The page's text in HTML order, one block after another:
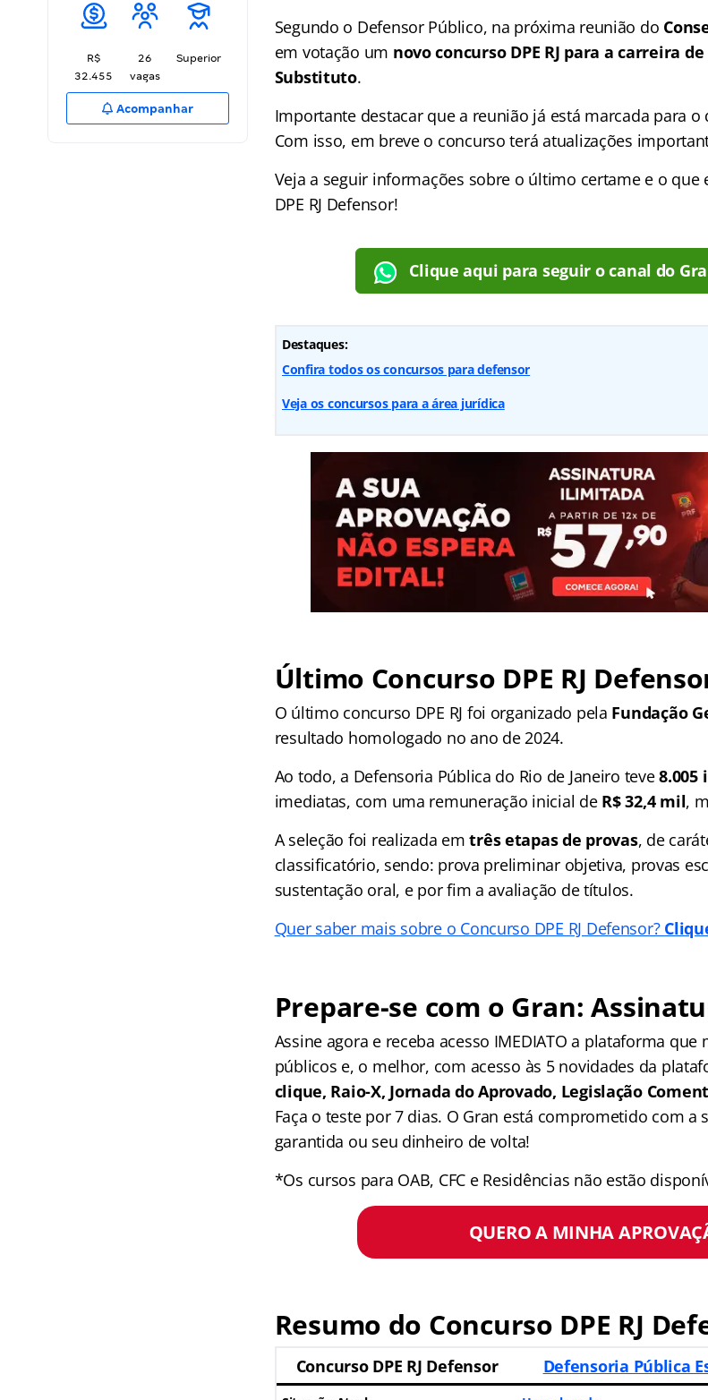
R$
32.455
26
vagas
Superior
Acompanhar
Segundo o Defensor Público, na próxima reunião do
em votação um novo concurso DPE RJ para a carreira
Substituto.
Importante destacar que a reunião já está marcada para
Com isso, em breve o concurso terá atualizações
Veja a seguir informações sobre o último certame e o
DPE RJ Defensor!
Clique aqui para seguir o canal do
Destaques:
Confira todos os concursos para defensor
Veja os concursos para a área jurídica
Último Concurso DPE RJ
O último concurso DPE RJ foi organizado pela Fundação
resultado homologado no ano de 2024.
Ao todo, a Defensoria Pública do Rio de Janeiro teve8.005
imediatas, com uma remuneração inicial de R$ 32,4 mil,
A seleção foi realizada emtrês etapas de provas, de
classificatório, sendo: prova preliminar objetiva, provas
sustentação oral, e por fim a avaliação de títulos.
Quer saber mais sobre o Concurso DPE RJ Defensor?
Prepare-se com o Gran:
Assine agora e receba acesso IMEDIATO a plataforma
públicos e, o melhor, com acesso às 5 novidades da
clique, Raio-X, Jornada do Aprovado, Legislação
Faça o teste por 7 dias. O Gran está comprometido com a
garantida ou seu dinheiro de volta!
*Os cursos para OAB, CFC e Residências não estão
QUERO A MINHA
Resumo do Concurso DPE RJ
Concurso DPE RJ Defensor Defensoria Pública